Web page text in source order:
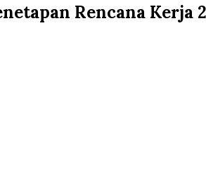
Rencana Kerja